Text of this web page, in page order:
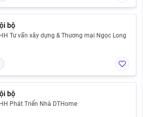
bộ
Tư vấn xây dựng & Thương mại Ngọc Long
bộ
Phát Triển Nhà DTHome